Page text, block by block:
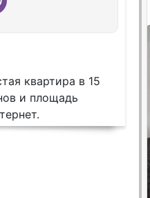
квартира в 15
и площадь